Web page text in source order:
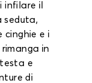
infilare il
seduta,
cinghie e i
in
e
di